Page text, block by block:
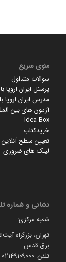
منوی سریع
سوالات متداول
پرسنل ایران اروپا
مدرس ایران اروپا
آزمون های بین
Idea Box
خریدکتاب
تعیین سطح آنلاین
لینک های ضروری
نشانی و شماره
شعبه مرکزی:
تهران، بزرگراه
برق قدس
تلفن: 02149109000